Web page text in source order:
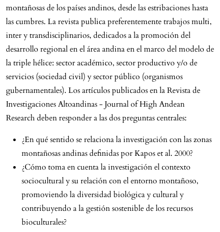
montañosas de los países andinos, desde las estribaciones hasta
las cumbres. La revista publica preferentemente trabajos multi,
inter y transdisciplinarios, dedicados a la promoción del
desarrollo regional en el área andina en el marco del modelo de
la triple hélice: sector académico, sector productivo y/o de
servicios (sociedad civil) y sector público (organismos
gubernamentales). Los artículos publicados en la Revista de
Investigaciones Altoandinas - Journal of High Andean
Research deben responder a las dos preguntas centrales:
¿En qué sentido se relaciona la investigación con las zonas
montañosas andinas definidas por Kapos et al. 2000?
¿Cómo toma en cuenta la investigación el contexto
sociocultural y su relación con el entorno montañoso,
promoviendo la diversidad biológica y cultural y
contribuyendo a la gestión sostenible de los recursos
bioculturales?